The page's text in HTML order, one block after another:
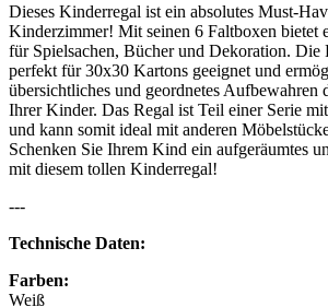
Dieses Kinderregal ist ein absolutes Must-
Kinderzimmer! Mit seinen 6 Faltboxen bietet
für Spielsachen, Bücher und Dekoration. Die
perfekt für 30x30 Kartons geeignet und
übersichtliches und geordnetes Aufbewahren
Ihrer Kinder. Das Regal ist Teil einer Serie
und kann somit ideal mit anderen
Schenken Sie Ihrem Kind ein aufgeräumtes
mit diesem tollen Kinderregal!
---
Technische Daten:
Farben:
Weiß